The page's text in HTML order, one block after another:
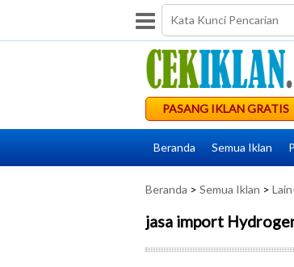
PASANG IKLAN GRATIS
Beranda Semua Iklan
Beranda > Semua Iklan >
jasa import